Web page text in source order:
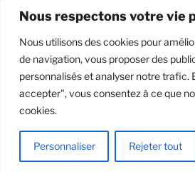
Nous respectons votre vie
Nous utilisons des cookies pour
de navigation, vous proposer des
personnalisés et analyser notre trafic.
accepter", vous consentez à ce que
cookies.
Personnaliser Rejeter tout
Série
Série vidéo
WordPress